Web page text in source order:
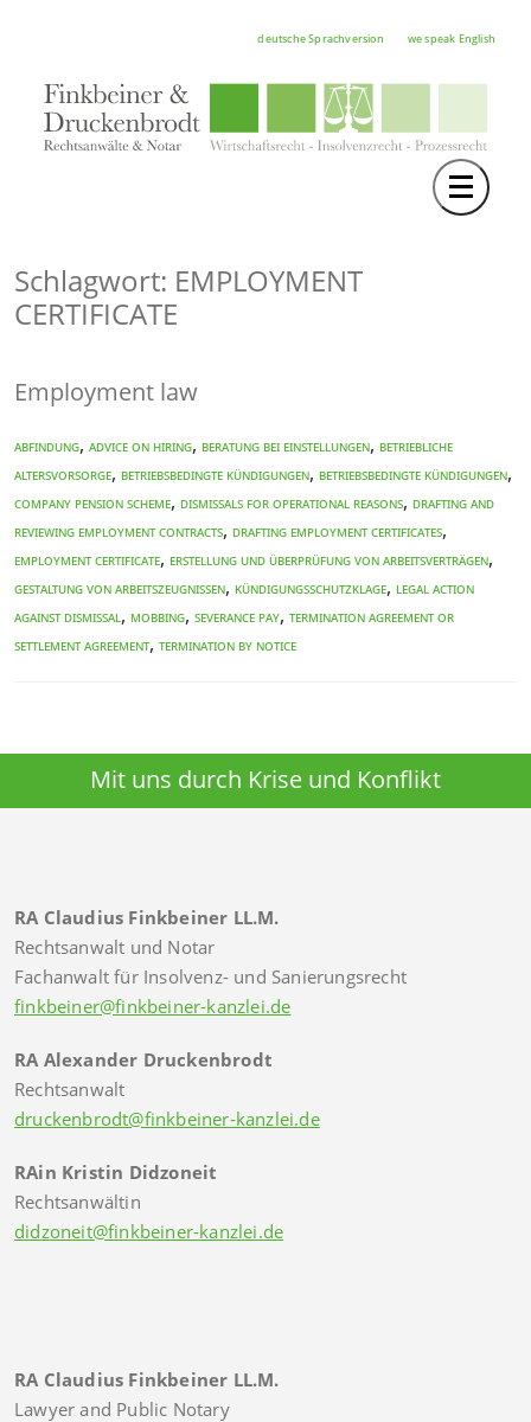
deutsche Sprachversion we speak English
Toggle
RECHTSGEBIETE
NOTAR
HOCHSCHULE
KARRIERE
SERVICE
Schlagwort: EMPLOYMENT
CERTIFICATE
Employment law
Abfindung, ADVICE ON HIRING, Beratung bei Einstellungen, Betriebliche
Altersvorsorge, Betriebsbedingte Kündigungen, Betriebsbedingte Kündigungen,
COMPANY PENSION SCHEME, DISMISSALS FOR OPERATIONAL REASONS, DRAFTING AND
REVIEWING EMPLOYMENT CONTRACTS, DRAFTING EMPLOYMENT CERTIFICATES,
EMPLOYMENT CERTIFICATE, Erstellung und Überprüfung von Arbeitsverträgen,
Gestaltung von Arbeitszeugnissen, Kündigungsschutzklage, LEGAL ACTION
AGAINST DISMISSAL, Mobbing, SEVERANCE PAY, TERMINATION AGREEMENT OR
SETTLEMENT AGREEMENT, TERMINATION BY NOTICE
Mit uns durch Krise und Konflikt
RA Claudius Finkbeiner LL.M.
Rechtsanwalt und Notar
Fachanwalt für Insolvenz- und Sanierungsrecht
finkbeiner@finkbeiner-kanzlei.de
RA Alexander Druckenbrodt
Rechtsanwalt
druckenbrodt@finkbeiner-kanzlei.de
RAin Kristin Didzoneit
Rechtsanwältin
didzoneit@finkbeiner-kanzlei.de
RA Claudius Finkbeiner LL.M.
Lawyer and Public Notary